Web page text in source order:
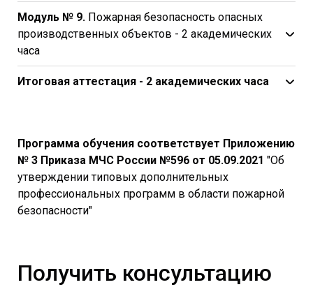
Модуль № 9. Пожарная безопасность опасных
производственных объектов - 2 академических
часа
Итоговая аттестация - 2 академических часа
Программа обучения соответствует Приложению
№ 3 Приказа МЧС России №596 от 05.09.2021 "Об
утверждении типовых дополнительных
профессиональных программ в области пожарной
безопасности"
Получить консультацию